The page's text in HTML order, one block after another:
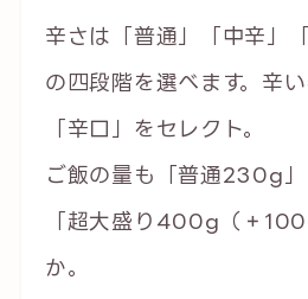
辛さは「普通」「中辛」
の四段階を選べます。辛
「辛口」をセレクト。
ご飯の量も「普通230g
「超大盛り400g（＋100
か。